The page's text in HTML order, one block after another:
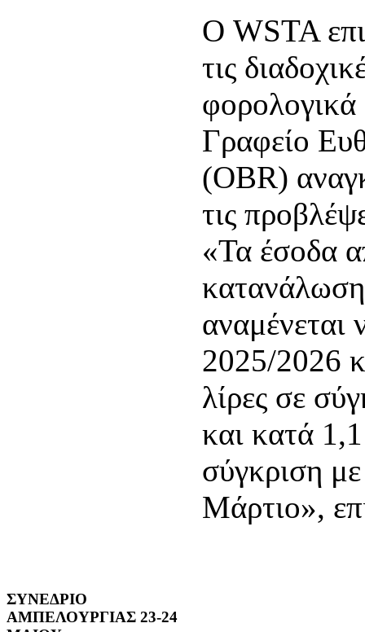
Ο WSTA
τις
Γραφείο
(OBR)
τις
«Τα έσοδα
αναμένεται
2025/2026
λίρες σε
και κατά
σύγκριση
Μάρτιο»,
ΣΥΝΕΔΡΙΟ
ΑΜΠΕΛΟΥΡΓΙΑΣ 23-24